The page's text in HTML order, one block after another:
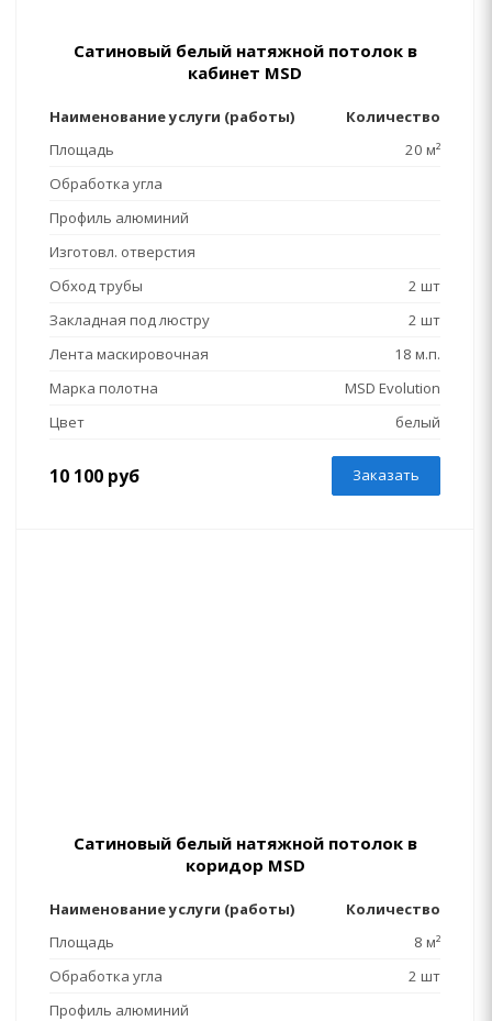
Сатиновый белый натяжной потолок в
кабинет MSD
Наименование услуги (работы)
Количество
Площадь
20 м²
Обработка угла
Профиль алюминий
Изготовл. отверстия
Обход трубы
2 шт
Закладная под люстру
2 шт
Лента маскировочная
18 м.п.
Марка полотна
MSD Evolution
Цвет
белый
10 100 руб Заказать
Сатиновый белый натяжной потолок в
коридор MSD
Наименование услуги (работы)
Количество
Площадь
8 м²
Обработка угла
2 шт
Профиль алюминий